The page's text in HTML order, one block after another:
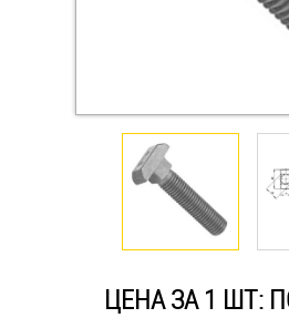
Крюки, кольца с
Крюки, кольца с шурупной
Оснастка и аксессуары
ЦЕНА ЗА 1 ШТ: